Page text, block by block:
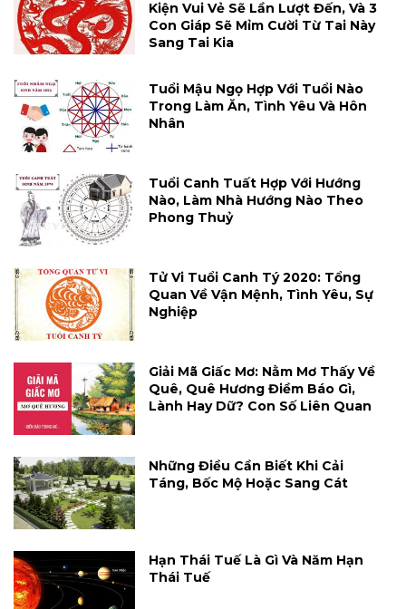
Kiện Vui Vẻ Sẽ Lần Lượt Đến, Và 3
Con Giáp Sẽ Mỉm Cười Từ Tai Này
Sang Tai Kia
Tuổi Mậu Ngọ Hợp Với Tuổi Nào
Trong Làm Ăn, Tình Yêu Và Hôn
Nhân
Tuổi Canh Tuất Hợp Với Hướng
Nào, Làm Nhà Hướng Nào Theo
Phong Thuỷ
Tử Vi Tuổi Canh Tý 2020: Tổng
Quan Về Vận Mệnh, Tình Yêu, Sự
Nghiệp
Giải Mã Giấc Mơ: Nằm Mơ Thấy Về
Quê, Quê Hương Điềm Báo Gì,
Lành Hay Dữ? Con Số Liên Quan
Những Điều Cần Biết Khi Cải
Táng, Bốc Mộ Hoặc Sang Cát
Hạn Thái Tuế Là Gì Và Năm Hạn
Thái Tuế